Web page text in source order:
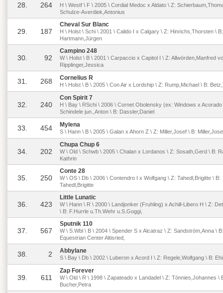
28. 264
H \ Westf \ F \ 2005 \ Cordial Medoc x Aldato \ Z:
Schulze-Averdiek,Antonius
29. 187
Cheval Sur Blanc
H \ Holst \ Schi \ 2001 \ Calido I x Calgary \ Z: Hinrichs,Thorsten \ B:
Hartmann,Jürgen
30. 92
Campino 248
W \ Holst \ B \ 2001 \ Carpaccio x Capitol I \ Z: Allwörden,Manfred
Ripplinger,Jessica
31. 268 Cornelius R
H \ Holst \ B \ 2005 \ Con Air x Lordship \ Z: Rump,Michael \ B:
32. 240
Con Spirit 7
H \ Bay \ RSchi \ 2006 \ Cornet Obolensky (ex: Windows x
Schindele jun.,Anton \ B: Dassler,Daniel
33. 454 Mylena
S \ Hann \ B \ 2005 \ Galan x Ahorn Z \ Z: Miller,Josef \ B:
34. 202
Chupa Chup 6
W \ Old \ Schwb \ 2005 \ Chalan x Lordanos \ Z: Sosath,Gerd \ B:
Kathrin
35. 250
Conte 28
W \ OS \ Db \ 2006 \ Contendro I x Wolfgang \ Z: Tahedl,Brigitte \ B:
Tahedl,Brigitte
36. 423
Little Lunatic
W \ Hann \ R \ 2000 \ Landjonker (Fruhling) x Achill-Libero H \ Z:
\ B: F.Hurrle u.Th.Wehr u.S.Goggi,
37. 567
Sputnik 110
W \ S.Wbl \ B \ 2004 \ Spender S x Alcatraz \ Z: Sandström,Anna \ B:
Equestrian Center Altisried,
38. 2 Abbylane
S \ Bay \ Db \ 2002 \ Luberon x Acord I \ Z: Regele,Wolfgang \ B:
39. 611
Zap Forever
W \ Old \ R \ 1998 \ Zapateado x Landadel \ Z: Tönnies,Johannes \
Bucher,Petra